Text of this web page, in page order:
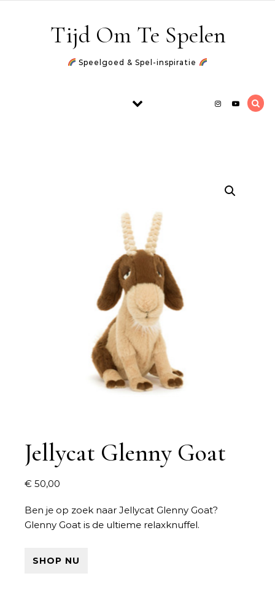
Tijd Om Te Spelen
Speelgoed & Spel-inspiratie
Jellycat Glenny Goat
€ 50,00
Ben je op zoek naar Jellycat Glenny Goat?
Glenny Goat is de ultieme relaxknuffel.
SHOP NU